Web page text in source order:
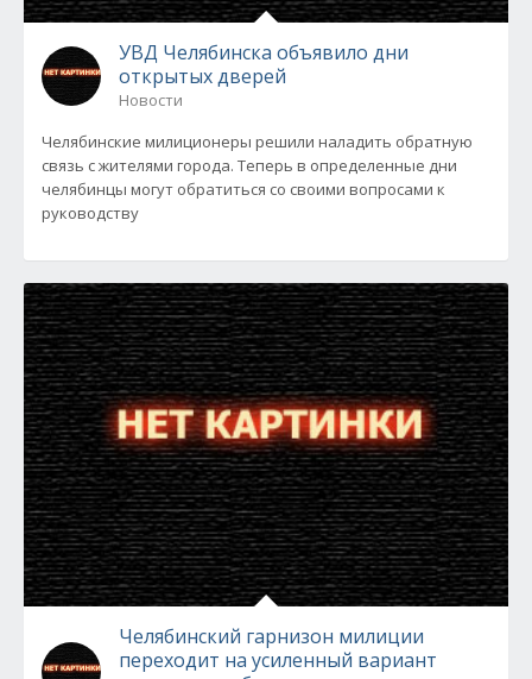
УВД Челябинска объявило дни
открытых дверей
Новости
Челябинские милиционеры решили наладить обратную
связь с жителями города. Теперь в определенные дни
челябинцы могут обратиться со своими вопросами к
руководству
Челябинский гарнизон милиции
переходит на усиленный вариант